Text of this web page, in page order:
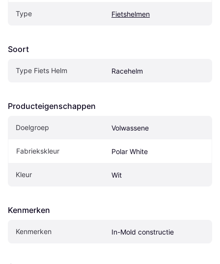
Type Fietshelmen
Soort
Type Fiets Helm Racehelm
Producteigenschappen
Doelgroep Volwassene
Fabriekskleur Polar White
Kleur Wit
Kenmerken
Kenmerken In-Mold constructie